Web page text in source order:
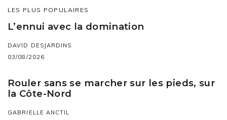
LES PLUS POPULAIRES
L’ennui avec la domination
DAVID DESJARDINS
03/08/2026
Rouler sans se marcher sur les pieds, sur
la Côte-Nord
GABRIELLE ANCTIL